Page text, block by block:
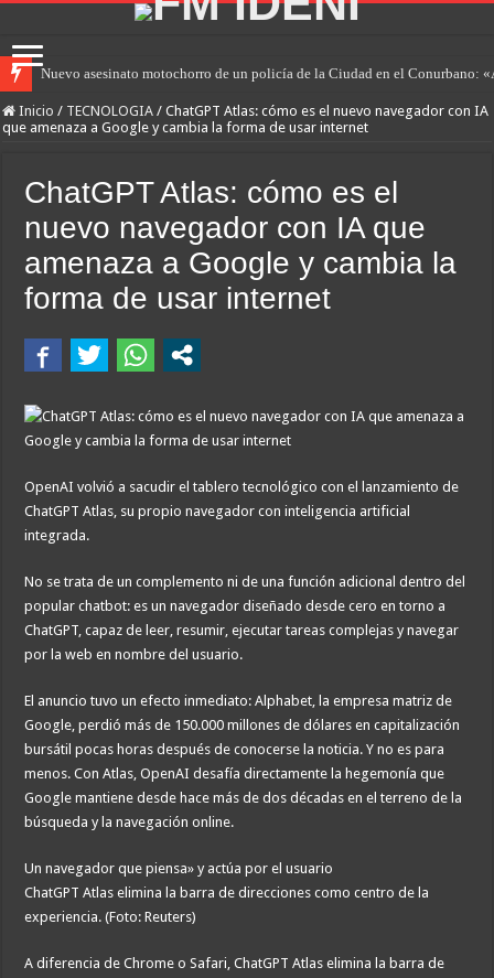
Nuevo asesinato motochorro de un policía de la Ciudad en el Conurbano:
Inicio / TECNOLOGIA / ChatGPT Atlas: cómo es el nuevo navegador con IA
que amenaza a Google y cambia la forma de usar internet
ChatGPT Atlas: cómo es el
nuevo navegador con IA que
amenaza a Google y cambia la
forma de usar internet
OpenAI volvió a sacudir el tablero tecnológico con el lanzamiento de
ChatGPT Atlas, su propio navegador con inteligencia artificial
integrada.
No se trata de un complemento ni de una función adicional dentro del
popular chatbot: es un navegador diseñado desde cero en torno a
ChatGPT, capaz de leer, resumir, ejecutar tareas complejas y navegar
por la web en nombre del usuario.
El anuncio tuvo un efecto inmediato: Alphabet, la empresa matriz de
Google, perdió más de 150.000 millones de dólares en capitalización
bursátil pocas horas después de conocerse la noticia. Y no es para
menos. Con Atlas, OpenAI desafía directamente la hegemonía que
Google mantiene desde hace más de dos décadas en el terreno de la
búsqueda y la navegación online.
Un navegador que piensa» y actúa por el usuario
ChatGPT Atlas elimina la barra de direcciones como centro de la
experiencia. (Foto: Reuters)
A diferencia de Chrome o Safari, ChatGPT Atlas elimina la barra de